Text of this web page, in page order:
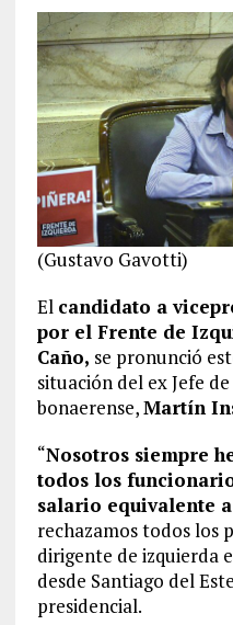
(Gustavo Gavotti)
El candidato a
por el Frente de
Caño, se pronunció
situación del ex Jefe
bonaerense,Martín
“Nosotros siempre
todos los
salario equivalente
rechazamos todos los
dirigente de izquierda
desde Santiago del
presidencial.